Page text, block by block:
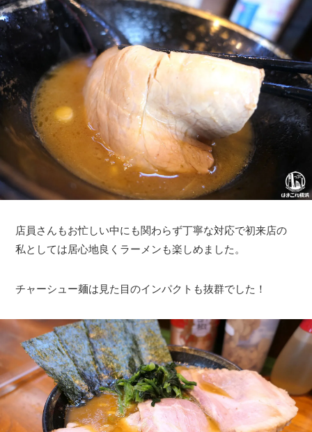
店員さんもお忙しい中にも関わらず丁寧な対応で初来店の
私としては居心地良くラーメンも楽しめました。
チャーシュー麺は見た目のインパクトも抜群でした！